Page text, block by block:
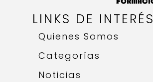
LINKS DE INTERÉS
Quienes Somos
Categorías
Noticias